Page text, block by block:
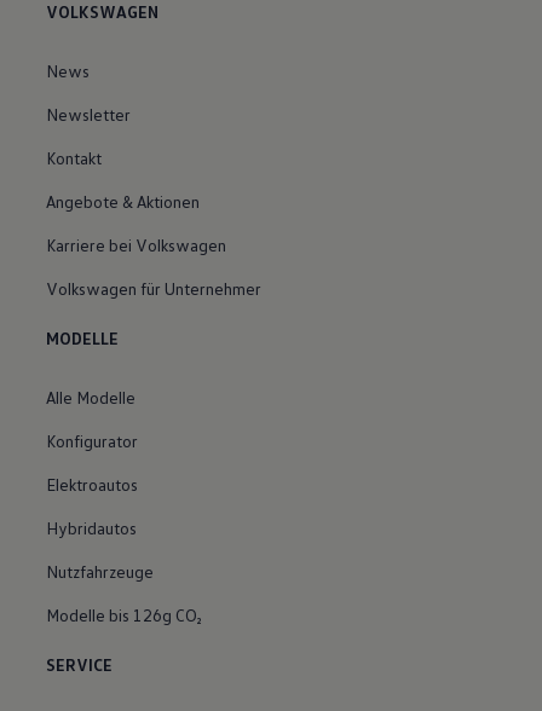
VOLKSWAGEN
News
Newsletter
Kontakt
Angebote & Aktionen
Karriere bei Volkswagen
Volkswagen für Unternehmer
MODELLE
Alle Modelle
Konfigurator
Elektroautos
Hybridautos
Nutzfahrzeuge
Modelle bis 126g CO₂
SERVICE